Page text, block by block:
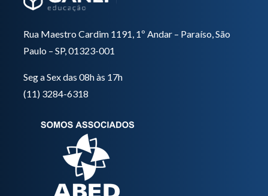
Rua Maestro Cardim 1191, 1º Andar – Paraíso, São
Paulo – SP, 01323-001
Seg a Sex das 08h às 17h
(11) 3284-6318